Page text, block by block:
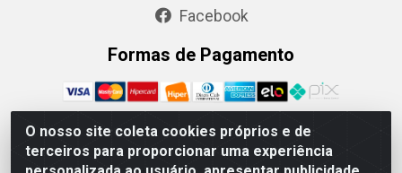
O nosso site coleta cookies próprios e de
terceiros para proporcionar uma experiência
Facebook
Formas de Pagamento
Rafael & Dantas LTDA - Rua Floriano Peixoto, 137- Centro,